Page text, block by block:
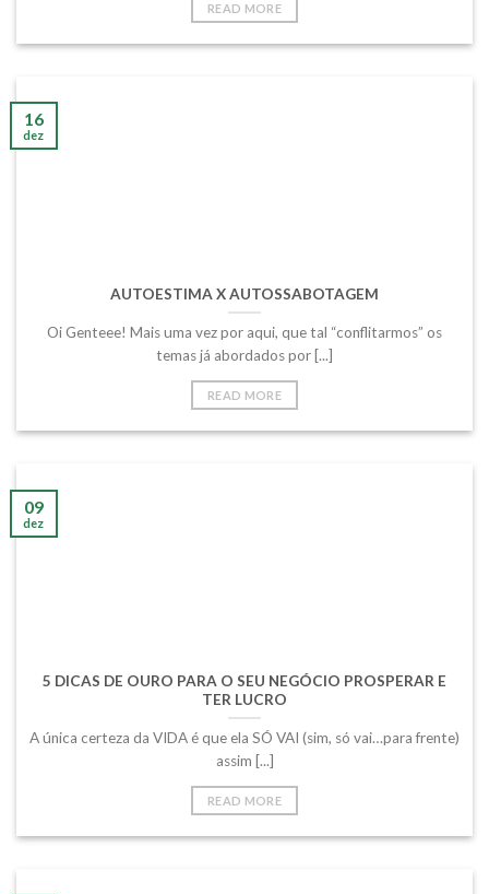
READ MORE
AUTOESTIMA X AUTOSSABOTAGEM
Oi Genteee! Mais uma vez por aqui, que tal “conflitarmos” os
temas já abordados por [...]
READ MORE
16
dez
5 DICAS DE OURO PARA O SEU NEGÓCIO PROSPERAR E
TER LUCRO
A única certeza da VIDA é que ela SÓ VAI (sim, só vai…para frente)
assim [...]
READ MORE
09
dez